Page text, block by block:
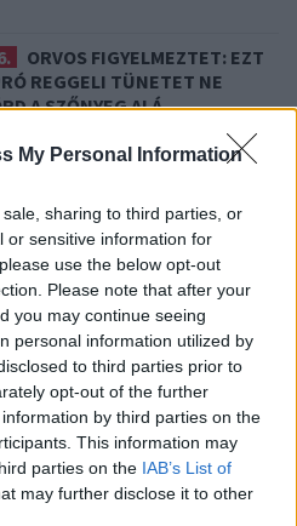
My Personal Information
sharing to third parties, or
or sensitive information for
use the below opt-out
Please note that after your
you may continue seeing
personal information utilized by
to third parties prior to
opt-out of the further
by third parties on the
This information may
parties on the IAB’s List of
may further disclose it to other
ORVOS FIGYELMEZTET: EZT
REGGELI TÜNETET NE
A SZŐNYEG ALÁ
EZÉRT PÁRÁSODIK BE
AZ ABLAK – EGYSZERŰBB
MINT GONDOLNÁD
megoldás
SZÓDABIKARBÓNÁVAL:
A VÍZKÖVES CSAP
HASZNÁLOD, AZ
INTELLIGENCIÁRA UTALHAT